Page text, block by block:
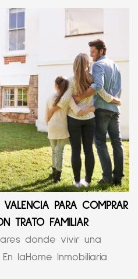
VALENCIA PARA COMPRAR
TRATO FAMILIAR
donde vivir una
laHome Inmobiliaria